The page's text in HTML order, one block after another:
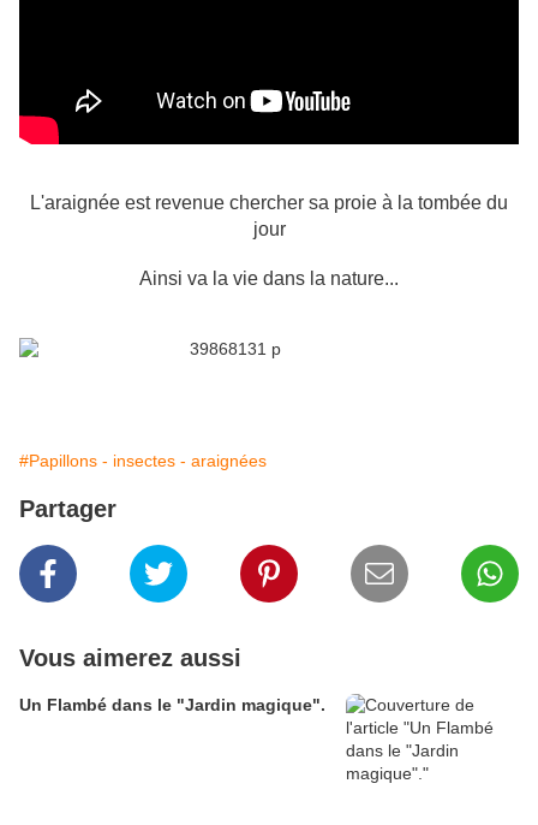
L'araignée est revenue chercher sa proie à la tombée du
jour
Ainsi va la vie dans la nature...
#Papillons - insectes - araignées
Partager
Vous aimerez aussi
Un Flambé dans le "Jardin magique".